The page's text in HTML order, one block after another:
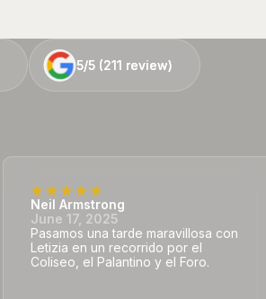
5/5 (211 review)
5/5 (211 review)
Neil Armstrong
June 17, 2025
Pasamos una tarde maravillosa con
Letizia en un recorrido por el
Coliseo, el Palantino y el Foro.